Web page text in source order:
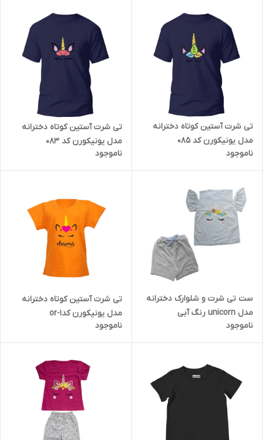
تی شرت آستین کوتاه دخترانه
مدل یونیکورن کد 085
ناموجود
تی شرت آستین کوتاه دخترانه
مدل یونیکورن کد 083
ناموجود
ست تی شرت و شلوارک دخترانه
مدل unicorn رنگ آبی
ناموجود
تی شرت آستین کوتاه دخترانه
مدل یونیکورن کدor-1
ناموجود